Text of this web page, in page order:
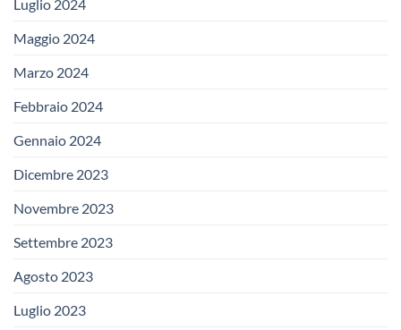
Luglio 2024
Maggio 2024
Marzo 2024
Febbraio 2024
Gennaio 2024
Dicembre 2023
Novembre 2023
Settembre 2023
Agosto 2023
Luglio 2023